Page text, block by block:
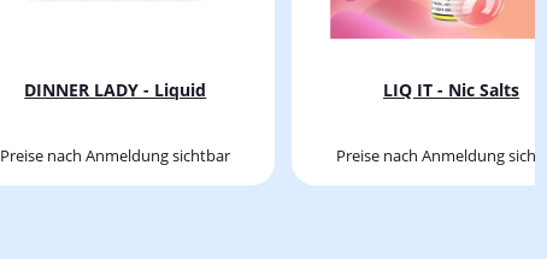
DINNER LADY - Liquid
Preise nach Anmeldung sichtbar
LIQ IT - Nic Salts
Preise nach Anmeldung